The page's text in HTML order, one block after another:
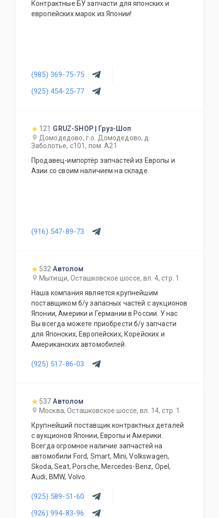
Контрактные БУ запчасти для японских и
европейских марок из Японии!
(985) 369-75-75
(925) 454-25-77
121 GRUZ-SHOP | Груз-Шоп
Домодедово, г.о. Домодедово, д.
Заболотье, с101, пом. А21
Продавец-импортёр запчастей из Европы и
Азии со своим наличием на складе.
(916) 547-89-73
532 Автолом
Мытищи, Осташковское шоссе, вл. 4, стр. 1
Наша компания является крупнейшим
поставщиком б/у запасных частей с аукционов
Японии, Америки и Германии в России. У нас
Вы всегда можете приобрести б/у запчасти
для Японских, Европейских, Корейских и
Американских автомобилей.
(925) 517-86-03
537 Автолом
Москва, Осташковское шоссе, вл. 14, стр. 1
Крупнейший поставщик контрактных деталей
с аукционов Японии, Европы и Америки.
Всегда огромное наличие запчастей на
автомобили Ford, Smart, Mini, Volkswagen,
Skoda, Seat, Porsche, Mercedes-Benz, Opel,
Audi, BMW, Volvo.
(925) 589-51-60
(926) 994-83-96